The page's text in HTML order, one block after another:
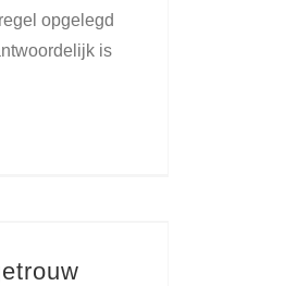
opgelegd
is